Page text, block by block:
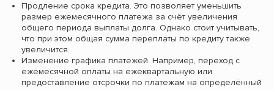
Продление срока кредита. Это позволяет уменьшить
размер ежемесячного платежа за счёт увеличения
общего периода выплаты долга. Однако стоит учитывать,
что при этом общая сумма переплаты по кредиту также
увеличится.
Изменение графика платежей. Например, переход с
ежемесячной оплаты на ежеквартальную или
предоставление отсрочки по платежам на определённый